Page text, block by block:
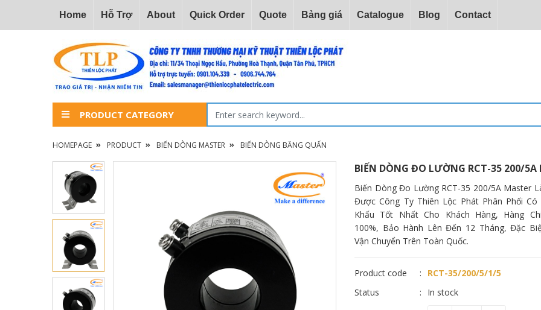
Home Hỗ Trợ About Quick Order Quote Bảng giá Catalogue Blog Contact
PRODUCT CATEGORY
HOMEPAGE PRODUCT BIẾN DÒNG MASTER BIẾN DÒNG BĂNG QUẤN
BIẾN DÒNG ĐO LƯỜNG RCT-35 200/5A
Biến Dòng Đo Lường RCT-35 200/5A Master
Được Công Ty Thiên Lộc Phát Phân Phối Có
Khấu Tốt Nhất Cho Khách Hàng, Hàng
100%, Bảo Hành Lên Đến 12 Tháng, Đặc
Vận Chuyển Trên Toàn Quốc.
Product code
RCT-35/200/5/1/5
Status
In stock